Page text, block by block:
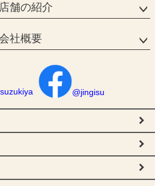
舗の紹介
社概要
@jingisu